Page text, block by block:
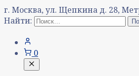
г. Москва, ул. Щепкина д. 28,
Найти:
0